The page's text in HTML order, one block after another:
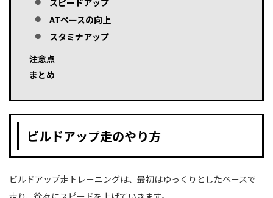
スピードアップ
ATペースの向上
スタミナアップ
注意点
まとめ
ビルドアップ走のやり方
ビルドアップ走トレーニングは、最初はゆっくりとしたペースで